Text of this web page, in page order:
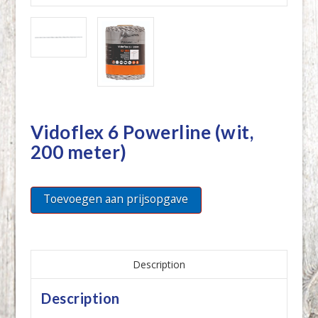
Vidoflex 6 Powerline (wit,
200 meter)
Toevoegen aan prijsopgave
Description
Description